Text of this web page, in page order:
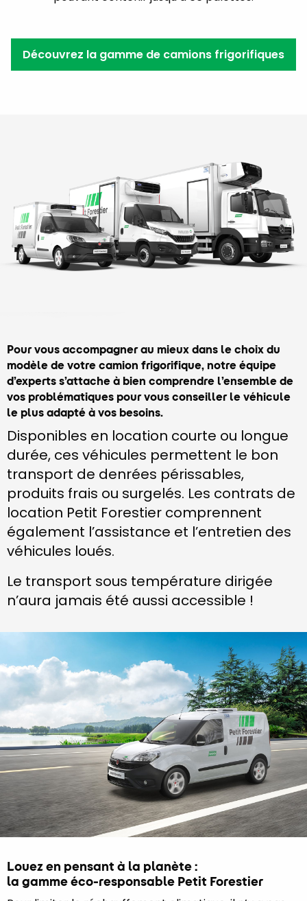
Découvrez la gamme de camions frigorifiques
Pour vous accompagner au mieux dans le choix du
modèle de votre camion frigorifique, notre équipe
d’experts s’attache à bien comprendre l’ensemble de
vos problématiques pour vous conseiller le véhicule
le plus adapté à vos besoins.
Disponibles en location courte ou longue
durée, ces véhicules permettent le bon
transport de denrées périssables,
produits frais ou surgelés. Les contrats de
location Petit Forestier comprennent
également l’assistance et l’entretien des
véhicules loués.
Le transport sous température dirigée
n’aura jamais été aussi accessible !
Louez en pensant à la planète :
la gamme éco-responsable Petit Forestier